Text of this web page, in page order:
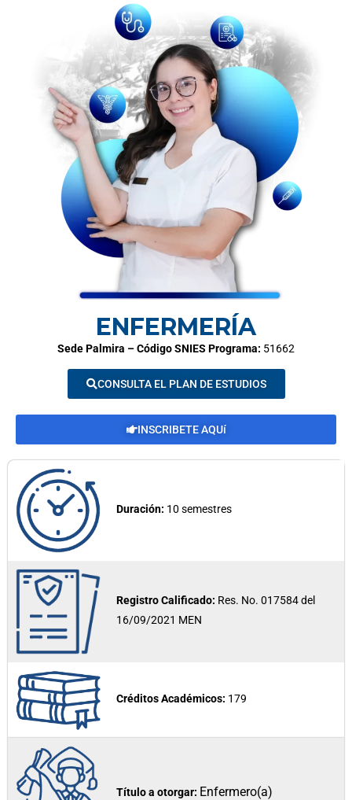
ENFERMERÍA
Sede Palmira – Código SNIES Programa: 51662
CONSULTA EL PLAN DE ESTUDIOS
INSCRIBETE AQUí
Duración: 10 semestres
Registro Calificado: Res. No. 017584 del
16/09/2021 MEN
Créditos Académicos: 179
Título a otorgar: Enfermero(a)